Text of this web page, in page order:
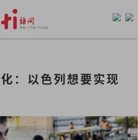
：以色列想要实现